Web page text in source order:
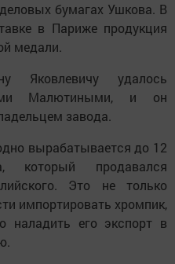
бумагах Ушкова. В
в Париже продукция
медали.
Яковлевичу удалось
Малютиными, и он
завода.
вырабатывается до 12
который продавался
Это не только
импортировать хромпик,
наладить его экспорт в